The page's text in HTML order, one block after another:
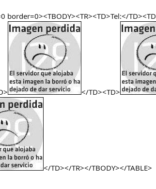
</TD><TD>
</TD></TR></TBODY></TABLE>